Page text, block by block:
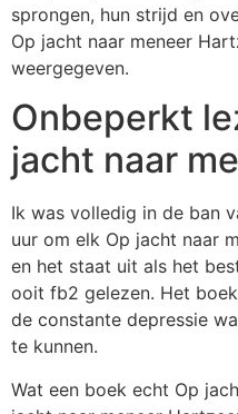
sprongen, hun strijd en
Op jacht naar meneer
weergegeven.
Onbeperkt
jacht naar
Ik was volledig in de ban
uur om elk Op jacht naar
en het staat uit als het
ooit fb2 gelezen. Het
de constante depressie
te kunnen.
Wat een boek echt Op